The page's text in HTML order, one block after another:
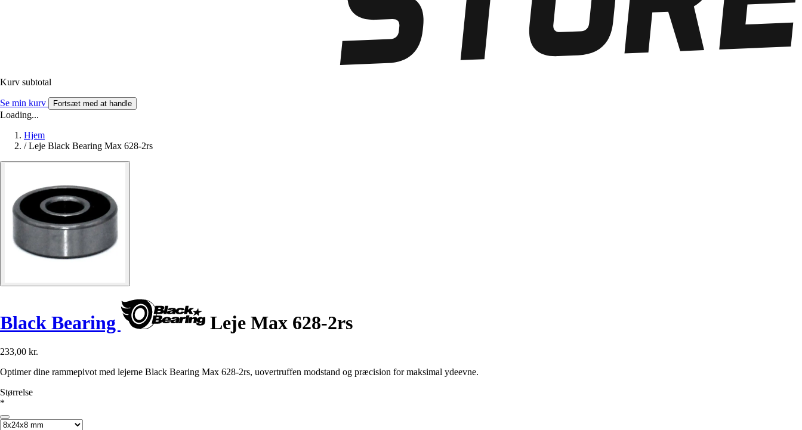
Kurv subtotal
Se min kurv Fortsæt med at handle
Loading...
Hjem
/ Leje Black Bearing Max 628-2rs
Black Bearing Leje Max 628-2rs
233,00 kr.
Optimer dine rammepivot med lejerne Black Bearing Max 628-2rs, uovertruffen modstand og præcision for maksimal ydeevne.
Størrelse
*